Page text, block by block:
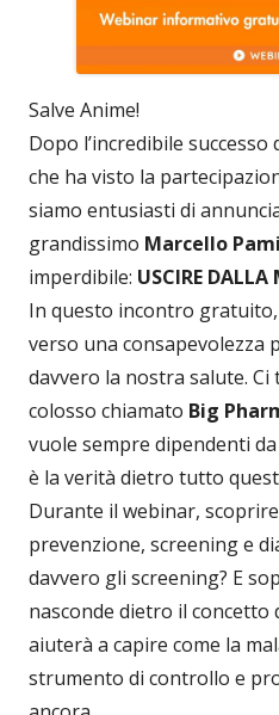
Salve Anime!
Dopo l’incredibile
che ha visto la
siamo entusiasti di
grandissimo Marcello
imperdibile: USCIRE DALLA
In questo incontro
verso una consapevolezza
davvero la nostra salute.
colosso chiamato Big
vuole sempre dipendenti
è la verità dietro tutto
Durante il webinar,
prevenzione, screening e
davvero gli screening? E
nasconde dietro il concetto
aiuterà a capire come la
strumento di controllo e